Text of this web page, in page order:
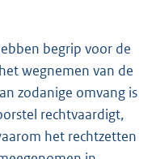
begrip voor de
wegnemen van de
zodanige omvang is
rechtvaardigt,
het rechtzetten